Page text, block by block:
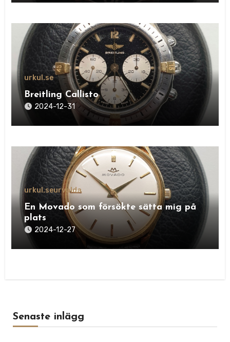
urkul.se
Breitling Callisto
2024-12-31
urkul.seurvalda
En Movado som försökte sätta mig på
plats
2024-12-27
Senaste inlägg